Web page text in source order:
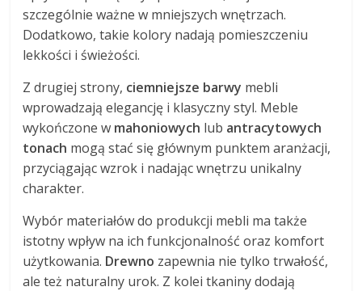
szczególnie ważne w mniejszych wnętrzach.
Dodatkowo, takie kolory nadają pomieszczeniu
lekkości i świeżości.
Z drugiej strony, ciemniejsze barwy mebli
wprowadzają elegancję i klasyczny styl. Meble
wykończone w mahoniowych lub antracytowych
tonach mogą stać się głównym punktem aranżacji,
przyciągając wzrok i nadając wnętrzu unikalny
charakter.
Wybór materiałów do produkcji mebli ma także
istotny wpływ na ich funkcjonalność oraz komfort
użytkowania. Drewno zapewnia nie tylko trwałość,
ale też naturalny urok. Z kolei tkaniny dodają